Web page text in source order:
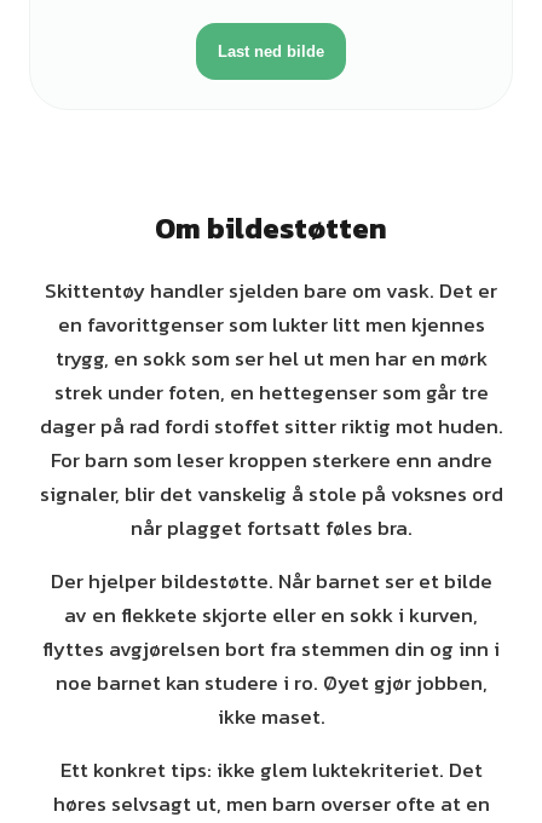
Last ned bilde
Om bildestøtten
Skittentøy handler sjelden bare om vask. Det er
en favorittgenser som lukter litt men kjennes
trygg, en sokk som ser hel ut men har en mørk
strek under foten, en hettegenser som går tre
dager på rad fordi stoffet sitter riktig mot huden.
For barn som leser kroppen sterkere enn andre
signaler, blir det vanskelig å stole på voksnes ord
når plagget fortsatt føles bra.
Der hjelper bildestøtte. Når barnet ser et bilde
av en flekkete skjorte eller en sokk i kurven,
flyttes avgjørelsen bort fra stemmen din og inn i
noe barnet kan studere i ro. Øyet gjør jobben,
ikke maset.
Ett konkret tips: ikke glem luktekriteriet. Det
høres selvsagt ut, men barn overser ofte at en